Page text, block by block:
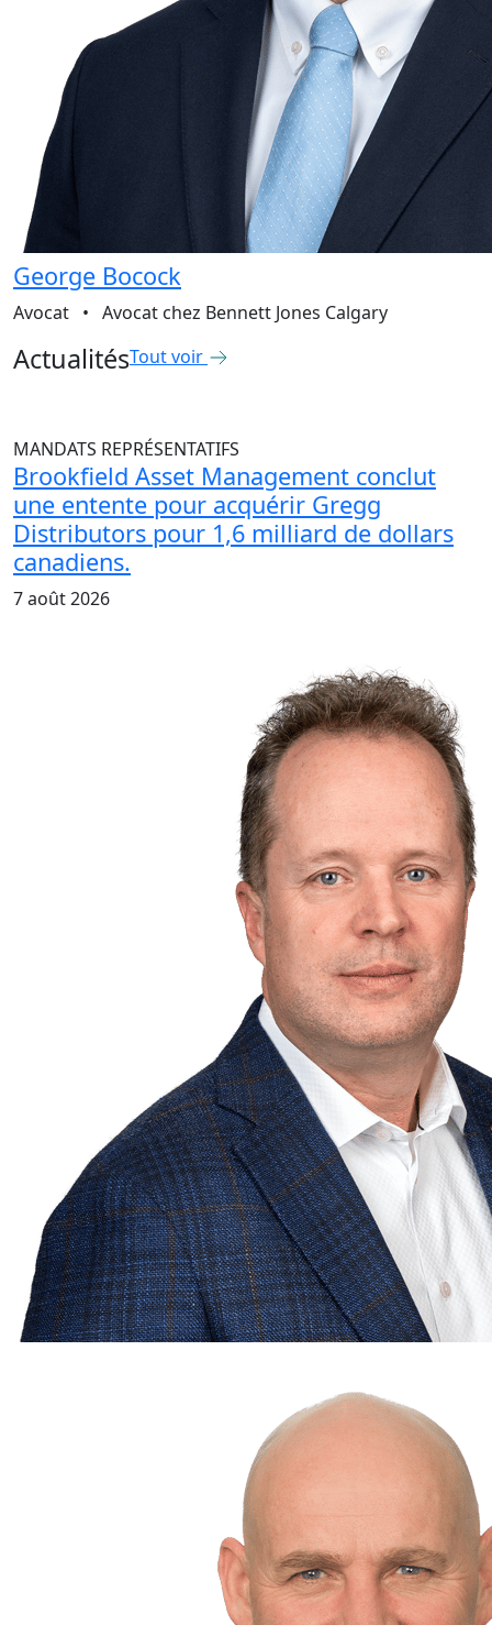
George Bocock
Avocat • Avocat chez Bennett Jones Calgary
ActualitésTout voir
MANDATS REPRÉSENTATIFS
Brookfield Asset Management conclut
une entente pour acquérir Gregg
Distributors pour 1,6 milliard de dollars
canadiens.
7 août 2026